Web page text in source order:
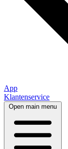
App
Klantenservice
Open main menu